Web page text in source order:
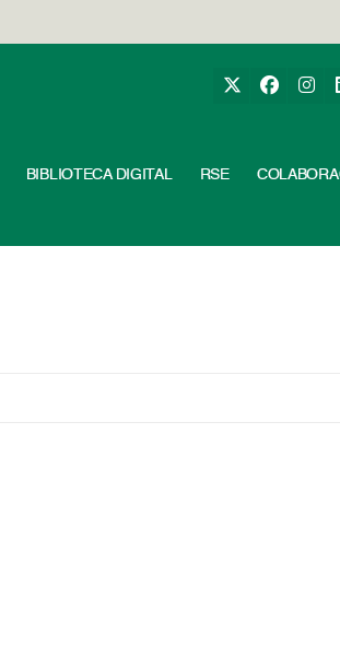
BIBLIOTECA DIGITAL RSE